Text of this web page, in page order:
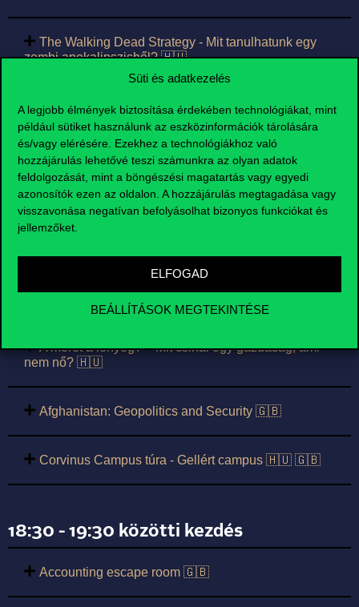
Süti és adatkezelés
A legjobb élmények biztosítása érdekében technológiákat, mint
például sütiket használunk az eszközinformációk tárolására
és/vagy elérésére. Ezekhez a technológiákhoz való
hozzájárulás lehetővé teszi számunkra az olyan adatok
feldolgozását, mint a böngészési magatartás vagy egyedi
azonosítók ezen az oldalon. A hozzájárulás megtagadása vagy
visszavonása negatívan befolyásolhat bizonyos funkciókat és
jellemzőket.
ELFOGAD
BEÁLLÍTÁSOK MEGTEKINTÉSE
The Walking Dead Strategy - Mit tanulhatunk egy
zombi apokalipszisből? 🇭🇺
Számviteles szabadulószoba 🇭🇺
Rational Selflessness in Moral Economics – An
Experiment 🇬🇧
Inflexiós pont - Hogyan dől el, hogy humán vagy
réál érdeklődésünk lesz? 🇭🇺
A méret a lényeg? – Mit csinál egy gazdaság, ami
nem nő? 🇭🇺
Afghanistan: Geopolitics and Security 🇬🇧
Corvinus Campus túra - Gellért campus 🇭🇺 🇬🇧
18:30 - 19:30 közötti kezdés
Accounting escape room 🇬🇧